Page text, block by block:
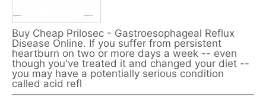
Buy Cheap Prilosec - Gastroesophageal Reflux
Disease Online. If you suffer from persistent
heartburn on two or more days a week -- even
though you've treated it and changed your diet --
you may have a potentially serious condition
called acid refl